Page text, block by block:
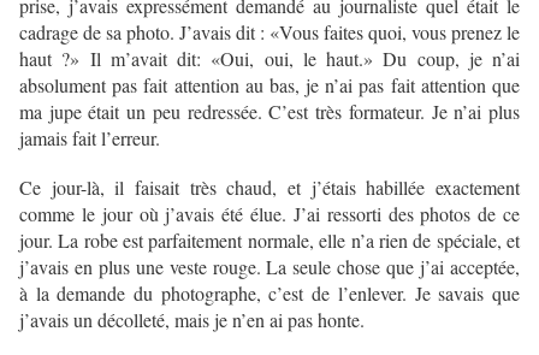
prise, j’avais expressément demandé au journaliste quel était le
cadrage de sa photo. J’avais dit : «Vous faites quoi, vous prenez le
haut ?» Il m’avait dit: «Oui, oui, le haut.» Du coup, je n’ai
absolument pas fait attention au bas, je n’ai pas fait attention que
ma jupe était un peu redressée. C’est très formateur. Je n’ai plus
jamais fait l’erreur.
Ce jour-là, il faisait très chaud, et j’étais habillée exactement
comme le jour où j’avais été élue. J’ai ressorti des photos de ce
jour. La robe est parfaitement normale, elle n’a rien de spéciale, et
j’avais en plus une veste rouge. La seule chose que j’ai acceptée,
à la demande du photographe, c’est de l’enlever. Je savais que
j’avais un décolleté, mais je n’en ai pas honte.